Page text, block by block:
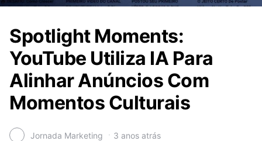
Spotlight Moments:
YouTube Utiliza IA Para
Alinhar Anúncios Com
Momentos Culturais
Jornada Marketing 3 anos atrás